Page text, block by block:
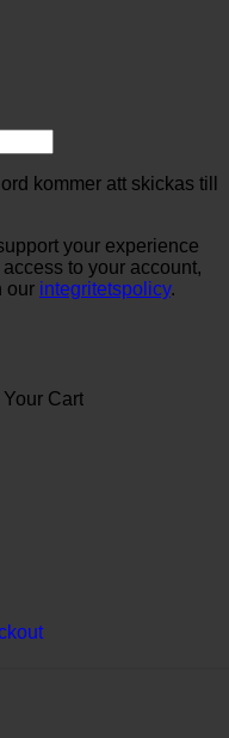
kommer att skickas till
your experience
to your account,
our integritetspolicy.
Cart